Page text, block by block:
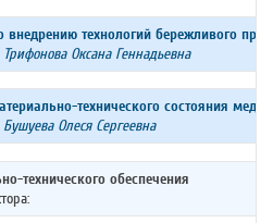
внедрению технологий бережливого
Трифонова Оксана Геннадьевна
технического состояния
Бушуева Олеся Сергеевна
технического обеспечения